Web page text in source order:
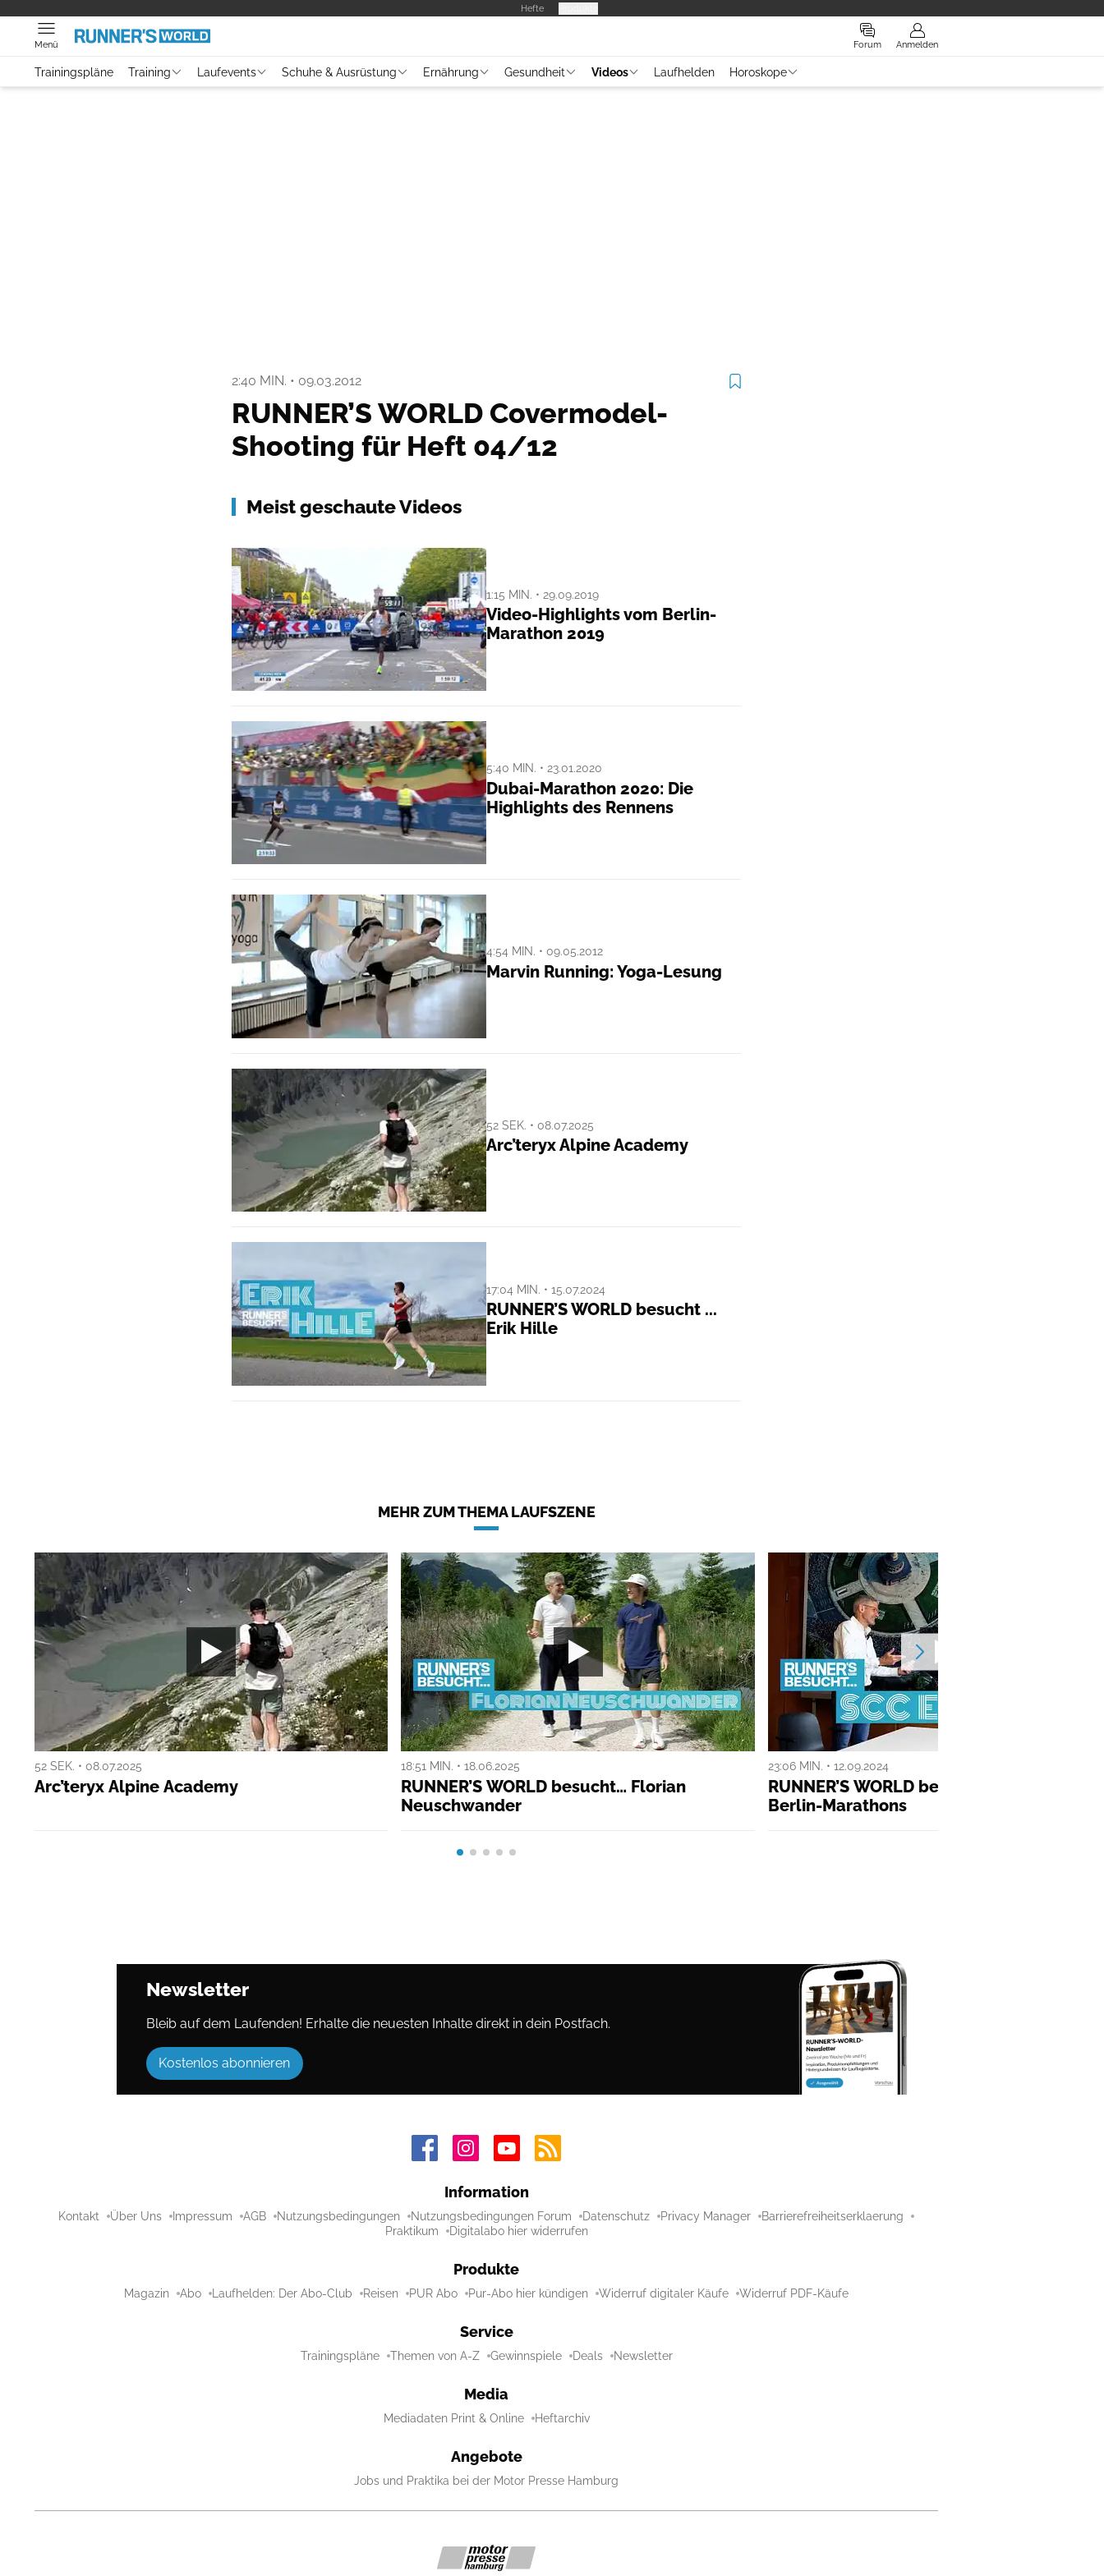
Hefte
Forum Anmelden
Menü
Trainingspläne Training Laufevents Schuhe & Ausrüstung Ernährung Gesundheit Videos Laufhelden Horoskope
2:40 MIN. • 09.03.2012
RUNNER’S WORLD Covermodel-
Shooting für Heft 04/12
Meist geschaute Videos
1:15 MIN. • 29.09.2019
Video-Highlights vom Berlin-
Marathon 2019
5:40 MIN. • 23.01.2020
Dubai-Marathon 2020: Die
Highlights des Rennens
4:54 MIN. • 09.05.2012
Marvin Running: Yoga-Lesung
52 SEK. • 08.07.2025
Arc’teryx Alpine Academy
17:04 MIN. • 15.07.2024
RUNNER’S WORLD besucht ...
Erik Hille
MEHR ZUM THEMA LAUFSZENE
52 SEK. • 08.07.2025
Arc’teryx Alpine Academy
18:51 MIN. • 18.06.2025
RUNNER’S WORLD besucht… Florian
Neuschwander
23:06 MIN. • 12.09.2024
RUNNER’S WORLD besucht… die Macher
Berlin-Marathons
Newsletter
Bleib auf dem Laufenden! Erhalte die neuesten Inhalte direkt in dein Postfach.
Kostenlos abonnieren
Information
Kontakt Über Uns Impressum AGB Nutzungsbedingungen Nutzungsbedingungen Forum Datenschutz Privacy Manager
Barrierefreiheitserklaerung
Praktikum
Digitalabo hier widerrufen
Produkte
Magazin Abo Laufhelden: Der Abo-Club Reisen PUR Abo Pur-Abo hier kündigen Widerruf digitaler Käufe Widerruf PDF-Käufe
Service
Trainingspläne Themen von A-Z Gewinnspiele Deals Newsletter
Media
Mediadaten Print & Online Heftarchiv
Angebote
Jobs und Praktika bei der Motor Presse Hamburg